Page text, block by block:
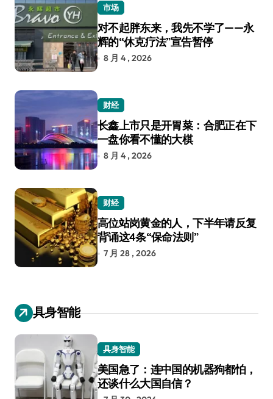
市场
对不起胖东来，我先不学了——永
辉的“休克疗法”宣告暂停
8 月 4 , 2026
财经
长鑫上市只是开胃菜：合肥正在下
一盘你看不懂的大棋
8 月 4 , 2026
财经
高位站岗黄金的人，下半年请反复
背诵这4条“保命法则”
7 月 28 , 2026
具身智能
具身智能
美国急了：连中国的机器狗都怕，
还谈什么大国自信？